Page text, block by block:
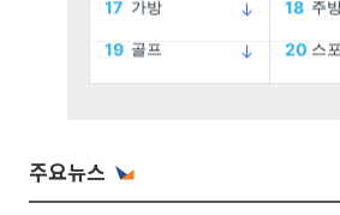
주요뉴스